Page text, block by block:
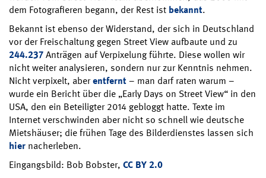
dem Fotografieren begann, der Rest ist bekannt.
Bekannt ist ebenso der Widerstand, der sich in Deutschland
vor der Freischaltung gegen Street View aufbaute und zu
244.237Anträgen auf Verpixelung führte. Diese wollen wir
nicht weiter analysieren, sondern nur zur Kenntnis nehmen.
Nicht verpixelt, aberentfernt– man darf raten warum –
wurde ein Bericht über die „Early Days on Street View“ in den
USA, den ein Beteiligter 2014 gebloggt hatte. Texte im
Internet verschwinden aber nicht so schnell wie deutsche
Mietshäuser; die frühen Tage des Bilderdienstes lassen sich
hier nacherleben.
Eingangsbild: Bob Bobster, CC BY 2.0